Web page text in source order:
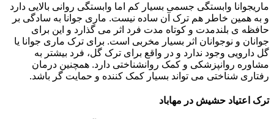
ماریجوانا وابستگی جسمی بسیار کم اما وابستگی روانی بالایی دارد
و به همین خاطر هم ترک آن ساده نیست. ماری جوانا به سادگی بر
حافظه ی بلندمدت و کوتاه مدت فرد اثر می گذارد و این برای
جوانان و نوجوانان اثر بسیار مخربی است. برای ترک ماری جوانا یا
گل دارویی وجود ندارد و در واقع برای ترک گل، فرد بیشتر به
مشاوره روانپزشکی و کمک روانشناختی دارد. همچنین درمان
رفتاری شناختی می تواند بسیار کمک کننده و حمایت گر باشد.
ترک اعتیاد حشیش در مهاباد